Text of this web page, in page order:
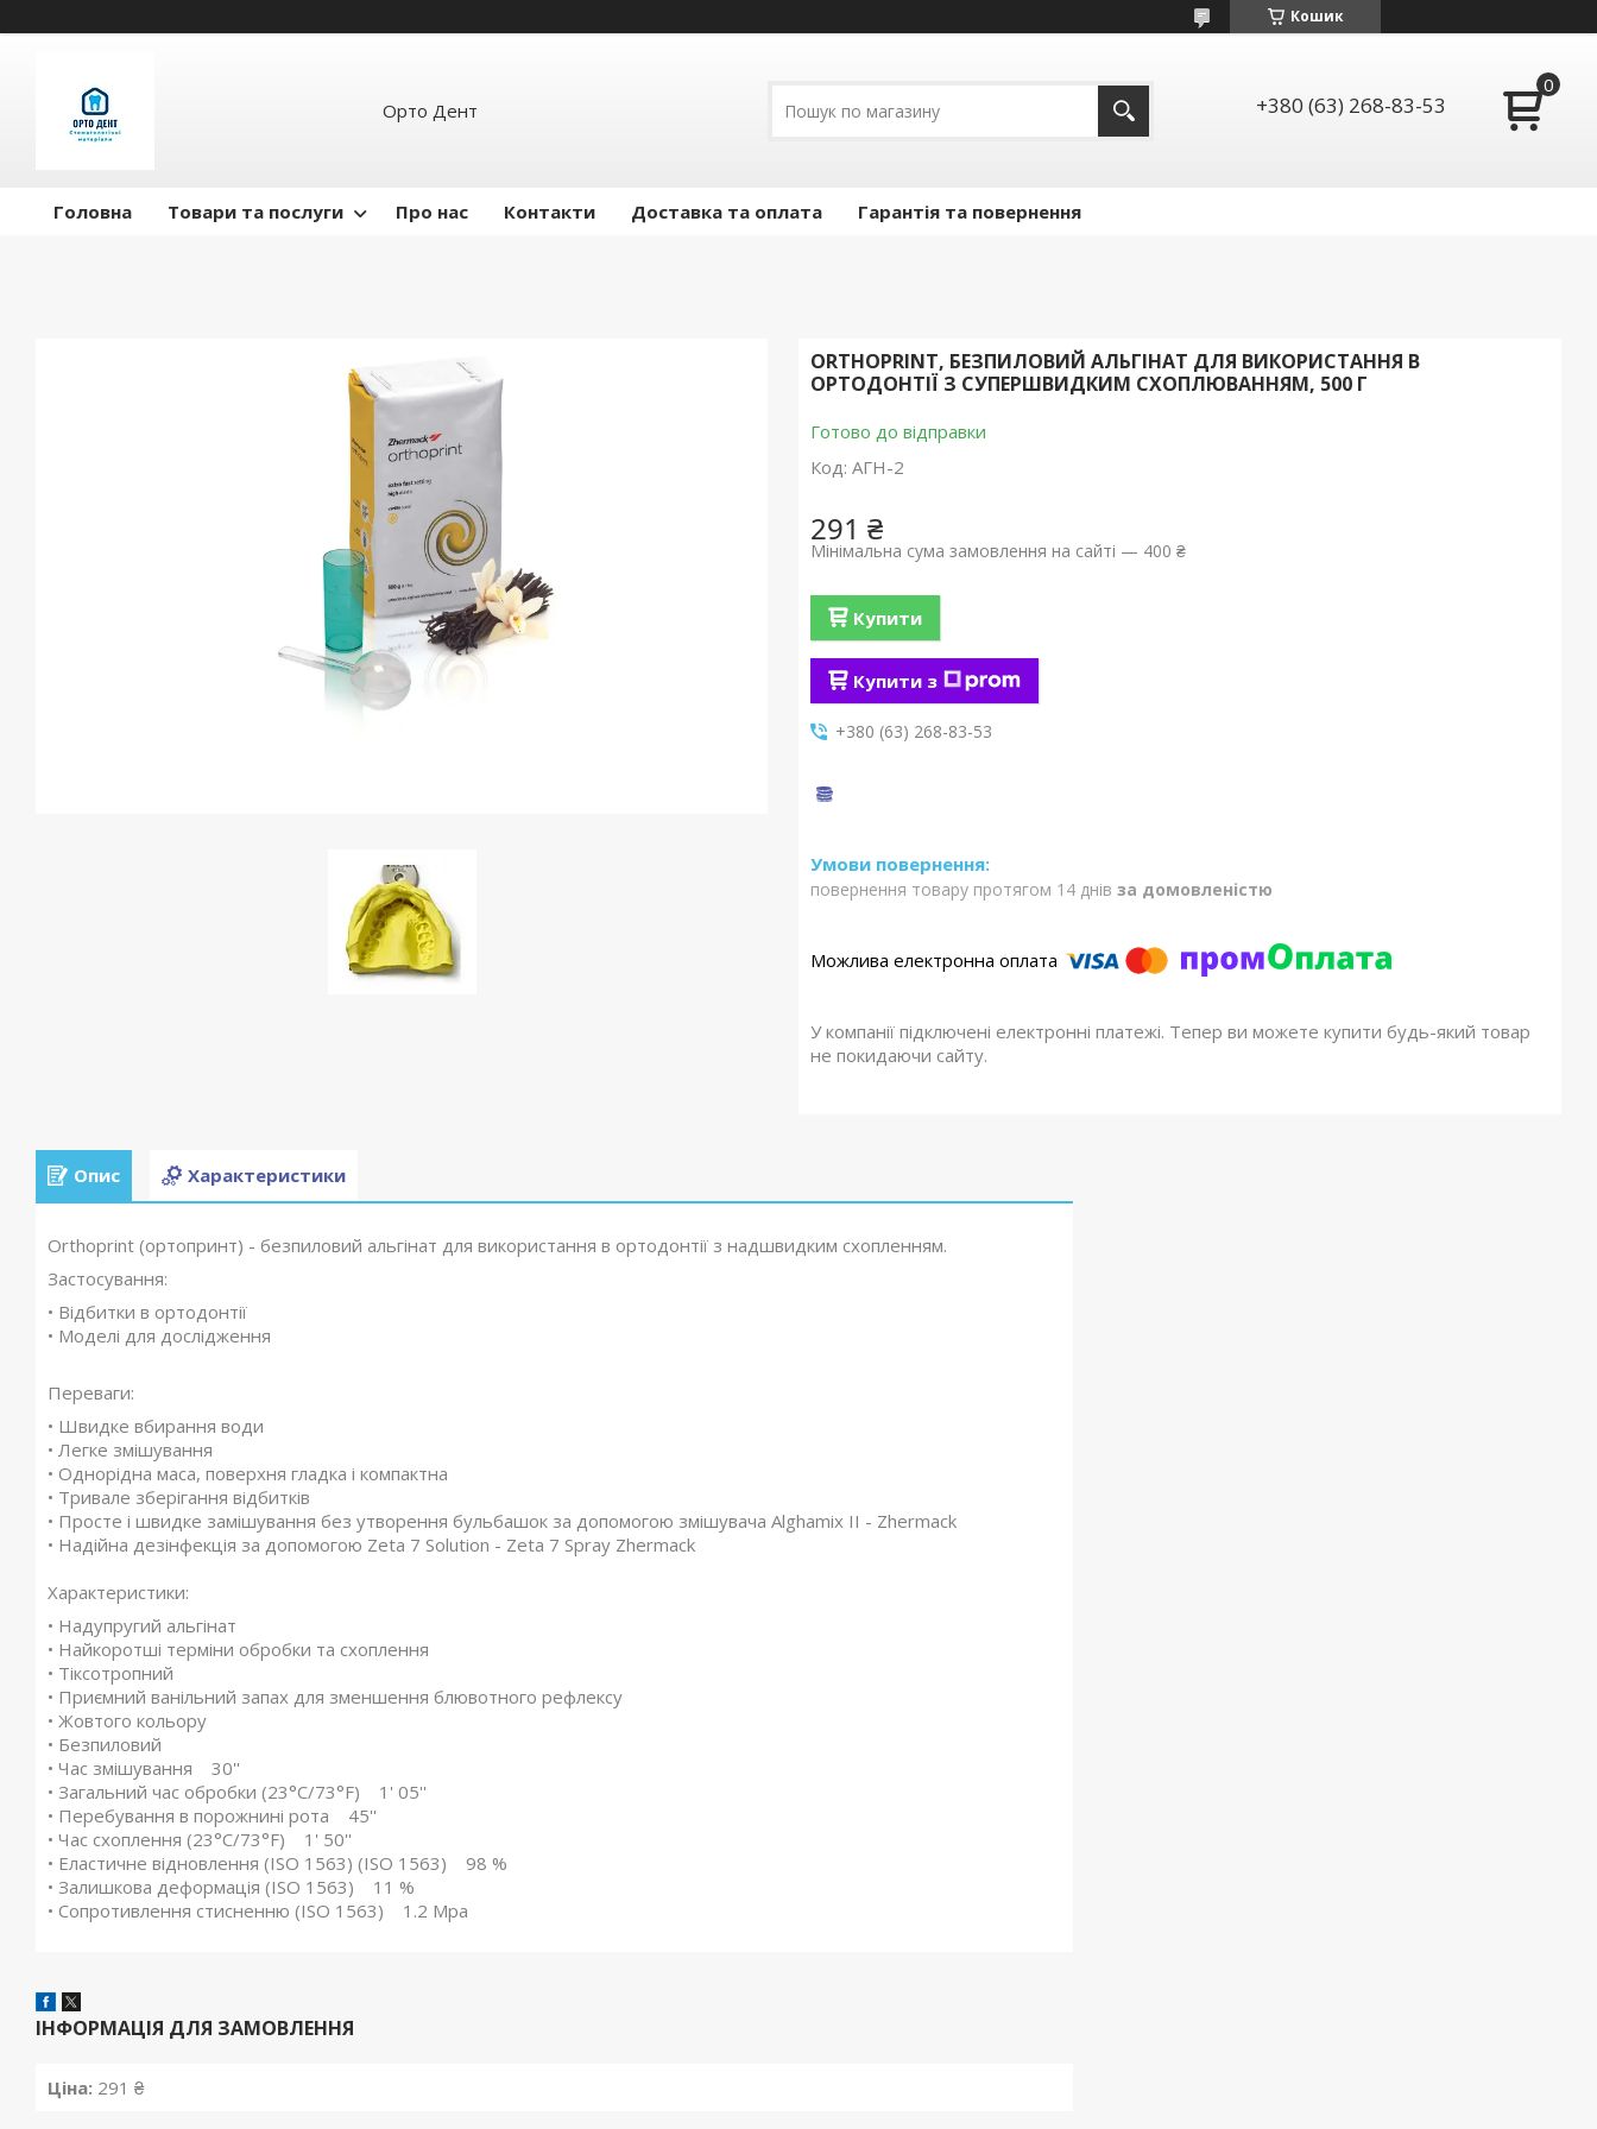
Кошик
Орто Дент +380 (63) 268-83-53
Головна Товари та послуги Про нас Контакти Доставка та оплата Гарантія та повернення
ORTHOPRINT, БЕЗПИЛОВИЙ АЛЬГІНАТ ДЛЯ ВИКОРИСТАННЯ В
ОРТОДОНТІЇ З СУПЕРШВИДКИМ СХОПЛЮВАННЯМ, 500 Г
Готово до відправки
Код: АГН-2
291 ₴
Мінімальна сума замовлення на сайті — 400 ₴
Купити
Купити з
+380 (63) 268-83-53
повернення товару протягом 14 днів за домовленістю
У компанії підключені електронні платежі. Тепер ви можете купити будь-який товар
не покидаючи сайту.
Опис Характеристики
Orthoprint (ортопринт) - безпиловий альгінат для використання в ортодонтії з надшвидким схопленням.
Застосування:
• Відбитки в ортодонтії
• Моделі для дослідження
Переваги:
• Швидке вбирання води
• Легке змішування
• Однорідна маса, поверхня гладка і компактна
• Тривале зберігання відбитків
• Просте і швидке замішування без утворення бульбашок за допомогою змішувача Alghamix II - Zhermack
• Надійна дезінфекція за допомогою Zeta 7 Solution - Zeta 7 Spray Zhermack
Характеристики:
• Надупругий альгінат
• Найкоротші терміни обробки та схоплення
• Тіксотропний
• Приємний ванільний запах для зменшення блювотного рефлексу
• Жовтого кольору
• Безпиловий
• Час змішування 30''
• Загальний час обробки (23°C/73°F) 1' 05''
• Перебування в порожнині рота 45''
• Час схоплення (23°C/73°F) 1' 50''
• Еластичне відновлення (ISO 1563) (ISO 1563) 98 %
• Залишкова деформація (ISO 1563) 11 %
• Сопротивлення стисненню (ISO 1563) 1.2 Mpa
ІНФОРМАЦІЯ ДЛЯ ЗАМОВЛЕННЯ
Ціна: 291 ₴